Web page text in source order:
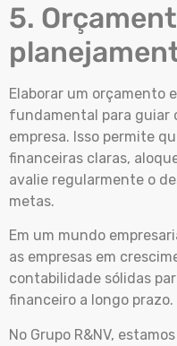
5.
Elaborar um orçamento
fundamental para guiar
empresa. Isso permite
financeiras claras,
avalie regularmente o
metas.
Em um mundo
as empresas em
contabilidade sólidas
financeiro a longo prazo.
No Grupo R&NV,